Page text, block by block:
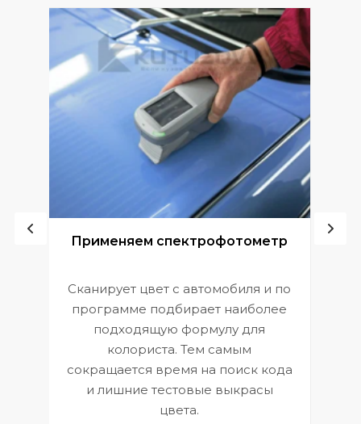
Применяем спектрофотометр
Сканирует цвет с автомобиля и по
программе подбирает наиболее
подходящую формулу для
колориста. Тем самым
сокращается время на поиск кода
и лишние тестовые выкрасы
цвета.